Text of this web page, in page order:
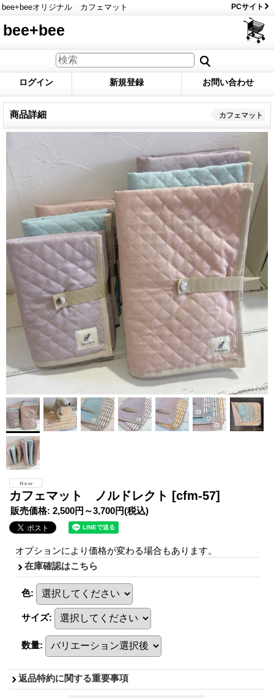
bee+beeオリジナル カフェマット PCサイト
bee+bee
ログイン 新規登録 お問い合わせ
商品詳細 カフェマット
カフェマット ノルドレクト [cfm-57]
販売価格: 2,500円～3,700円(税込)
オプションにより価格が変わる場合もあります。
在庫確認はこちら
色:
サイズ:
数量:
返品特約に関する重要事項